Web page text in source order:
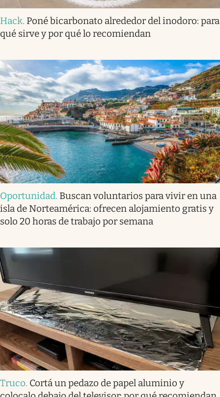
Hack. Poné bicarbonato alrededor del inodoro: para
qué sirve y por qué lo recomiendan
Oportunidad. Buscan voluntarios para vivir en una
isla de Norteamérica: ofrecen alojamiento gratis y
solo 20 horas de trabajo por semana
Truco. Cortá un pedazo de papel aluminio y